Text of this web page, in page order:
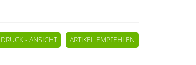
DRUCK - ANSICHT ARTIKEL EMPFEHLEN